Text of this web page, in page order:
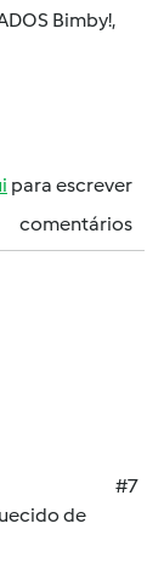
Bimby!,
para escrever
comentários
#7
de